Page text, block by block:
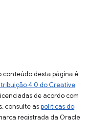
conteúdo desta página é
4.0 do Creative
de acordo com
consulte aspolíticas do
registrada da Oracle